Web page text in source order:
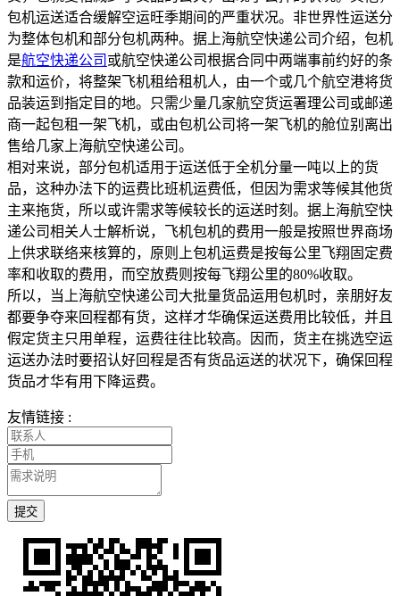
包机运送适合缓解空运旺季期间的严重状况。非世界性运送分
为整体包机和部分包机两种。据上海航空快递公司介绍，包机
是航空快递公司 或航空快递公司根据合同中两端事前约好的条
款和运价，将整架飞机租给租机人，由一个或几个航空港将货
品装运到指定目的地。只需少量几家航空货运署理公司或邮递
商一起包租一架飞机，或由包机公司将一架飞机的舱位别离出
售给几家上海航空快递公司。
相对来说，部分包机适用于运送低于全机分量一吨以上的货
品，这种办法下的运费比班机运费低，但因为需求等候其他货
主来拖货，所以或许需求等候较长的运送时刻。据上海航空快
递公司相关人士解析说，飞机包机的费用一般是按照世界商场
上供求联络来核算的，原则上包机运费是按每公里飞翔固定费
率和收取的费用，而空放费则按每飞翔公里的80%收取。
所以，当上海航空快递公司大批量货品运用包机时，亲朋好友
都要争夺来回程都有货，这样才华确保运送费用比较低，并且
假定货主只用单程，运费往往比较高。因而，货主在挑选空运
运送办法时要招认好回程是否有货品运送的状况下，确保回程
货品才华有用下降运费。
友情链接 :
提交